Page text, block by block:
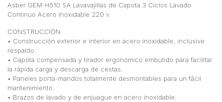
Asber GEM-H510 SA Lavavajillas de Capota 3 Ciclos Lavado
Continuo Acero Inoxidable 220 v
CONSTRUCCIÓN
• Construcción exterior e interior en acero inoxidable, inclusive
respaldo.
• Capota compensada y tirador ergonómico embutido para facilitar
la rápida carga y descarga de cestas.
• Paneles porta-mandos totalmente desmontables para un fácil
mantenimiento.
• Brazos de lavado y de enjuague en acero inoxidable.